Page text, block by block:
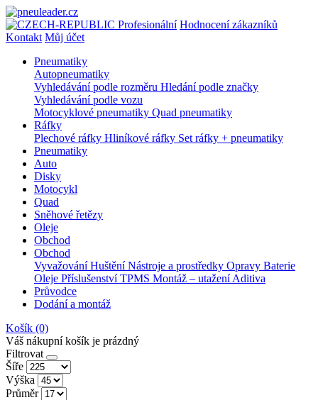
Profesionální Hodnocení zákazníků
Kontakt Můj účet
Pneumatiky
Autopneumatiky
Vyhledávání podle rozměru Hledání podle značky
Vyhledávání podle vozu
Motocyklové pneumatiky Quad pneumatiky
Ráfky
Plechové ráfky Hliníkové ráfky Set ráfky + pneumatiky
Pneumatiky
Auto
Disky
Motocykl
Quad
Sněhové řetězy
Oleje
Obchod
Obchod
VyvažováníHuštěníNástroje a prostředky Opravy Baterie
Oleje PříslušenstvíTPMS Montáž – utaženíAditiva
Průvodce
Dodání a montáž
Košík (0)
Váš nákupní košík je prázdný
Filtrovat
Šíře
Výška
Průměr